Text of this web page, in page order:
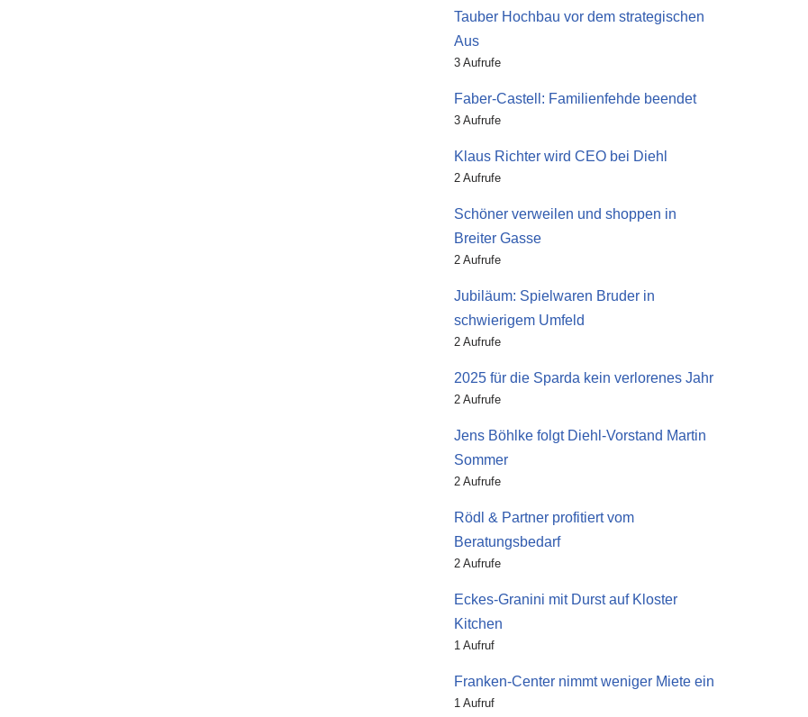
Tauber Hochbau vor dem strategischen
Aus
3 Aufrufe
Faber-Castell: Familienfehde beendet
3 Aufrufe
Klaus Richter wird CEO bei Diehl
2 Aufrufe
Schöner verweilen und shoppen in
Breiter Gasse
2 Aufrufe
Jubiläum: Spielwaren Bruder in
schwierigem Umfeld
2 Aufrufe
2025 für die Sparda kein verlorenes Jahr
2 Aufrufe
Jens Böhlke folgt Diehl-Vorstand Martin
Sommer
2 Aufrufe
Rödl & Partner profitiert vom
Beratungsbedarf
2 Aufrufe
Eckes-Granini mit Durst auf Kloster
Kitchen
1 Aufruf
Franken-Center nimmt weniger Miete ein
1 Aufruf